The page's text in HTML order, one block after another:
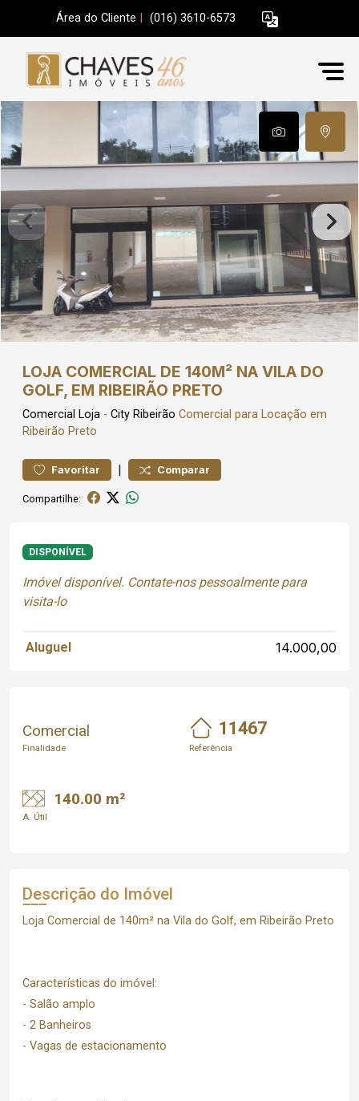
Área do Cliente (016) 3610-6573
LOJA COMERCIAL DE 140M² NA VILA DO
GOLF, EM RIBEIRÃO PRETO
Comercial Loja - City Ribeirão Comercial para Locação em
Ribeirão Preto
Favoritar | Comparar
Compartilhe:
DISPONÍVEL
Imóvel disponível. Contate-nos pessoalmente para
visita-lo
Aluguel 14.000,00
Comercial
Finalidade
11467
Referência
140.00 m²
A. Útil
Descrição do Imóvel
Loja Comercial de 140m² na Vila do Golf, em Ribeirão Preto
Características do imóvel:
- Salão amplo
- 2 Banheiros
- Vagas de estacionamento